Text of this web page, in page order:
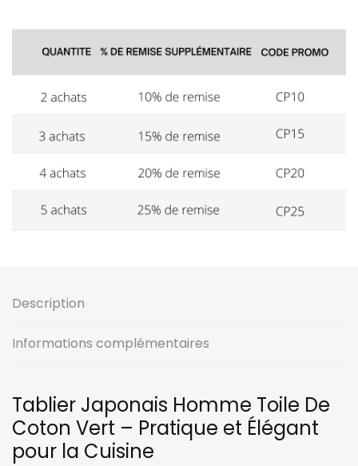
Description
Informations complémentaires
Tablier Japonais Homme Toile De
Coton Vert – Pratique et Élégant
pour la Cuisine